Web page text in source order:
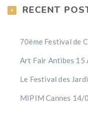
RECENT
70ème Festival de
Art Fair Antibes 15
Le Festival des
MIPIM Cannes